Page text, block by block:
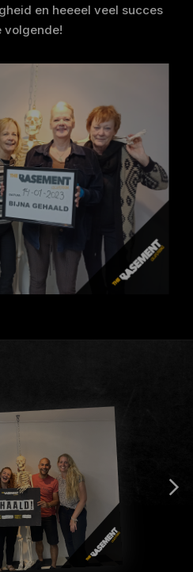
en heeeel veel succes
volgende!